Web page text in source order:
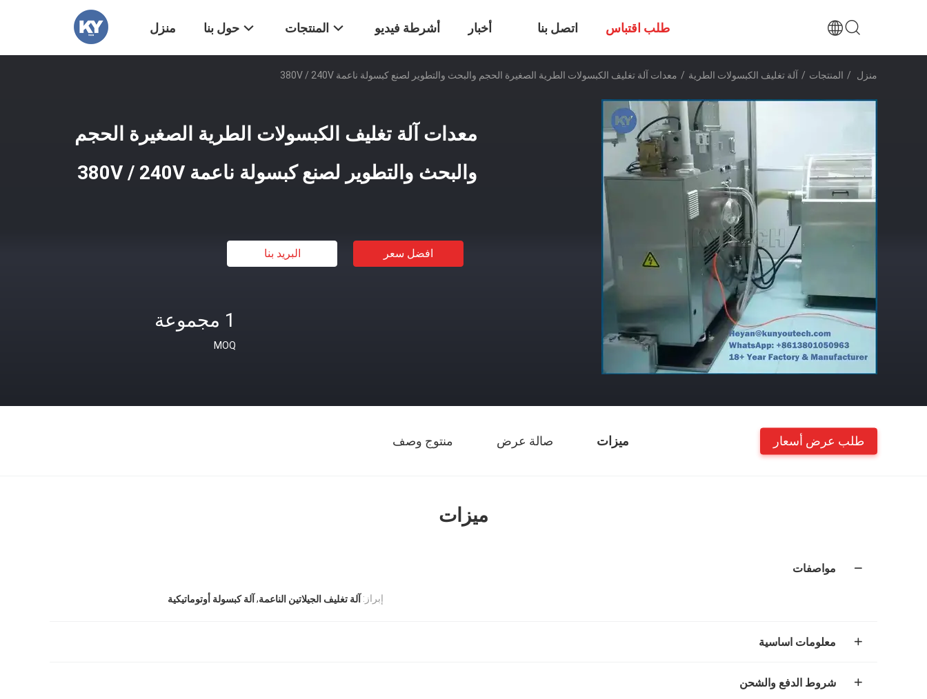
منزل حول بنا المنتجات أشرطة فيديو أخبار اتصل بنا طلب اقتباس
منزل / المنتجات / آلة تغليف الكبسولات الطرية / معدات آلة تغليف الكبسولات الطرية الصغيرة الحجم والبحث والتطوير لصنع كبسولة ناعمة 380V / 240V
معدات آلة تغليف الكبسولات الطرية الصغيرة الحجم
والبحث والتطوير لصنع كبسولة ناعمة 380V / 240V
افضل سعر البريد بنا
1 مجموعة
MOQ
ميزات صالة عرض منتوج وصف طلب عرض أسعار
ميزات
مواصفات
إبراز: آلة تغليف الجيلاتين الناعمة, آلة كبسولة أوتوماتيكية
معلومات اساسية
شروط الدفع والشحن